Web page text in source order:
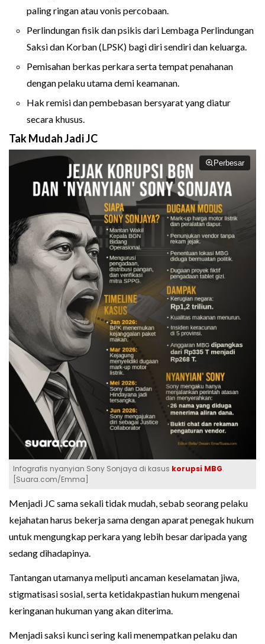
paling ringan atau vonis percobaan.
Perlindungan fisik dan psikis dari Lembaga Perlindungan
Saksi dan Korban (LPSK) bagi diri sendiri dan keluarga.
Pemisahan berkas perkara serta tempat penahanan
dengan pelaku utama demi keamanan.
Hak remisi dan pembebasan bersyarat yang diatur
secara khusus.
Tak Mudah Jadi JC
Perbesar
Infografis nyanyian Sony Sonjaya di kasus korupsi MBG.
[Suara.com/Emma]
Menjadi JC sama sekali tidak mudah, sebab seorang pelaku
kejahatan harus bekerja sama dengan aparat penegak hukum
untuk mengungkap perkara yang lebih besar daripada yang
sedang dihadapinya.
Tantangan utamanya meliputi ancaman keselamatan jiwa,
stigmatisasi sosial, serta ketidakpastian hukum mengenai
keringanan hukuman yang akan diterima.
Menjadi saksi kunci sering kali menempatkan pelaku dan